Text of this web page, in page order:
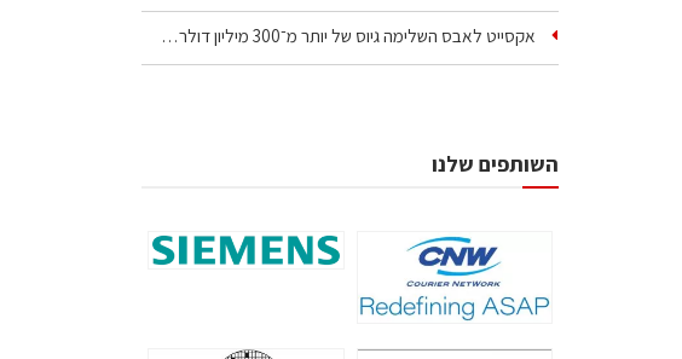
אקסייט לאבס השלימה גיוס של יותר מ־300 מיליון דולר…
השותפים שלנו